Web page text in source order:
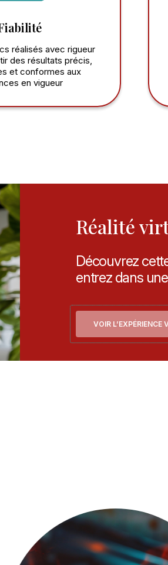
réalisés avec rigueur
des résultats précis,
et conformes aux
en vigueur
Réalité
Découvrez
entrez dans
VOIR L’EXPÉRIENCE